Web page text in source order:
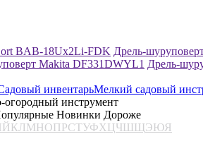
BAB-18Ux2Li-FDK Дрель-
Makita DF331DWYL1 Дрель-
инвентарьМелкий садовый
огородный инструмент
Новинки Дороже
ЙКЛМНОПРСТУФХЦЧШЩЭЮЯ